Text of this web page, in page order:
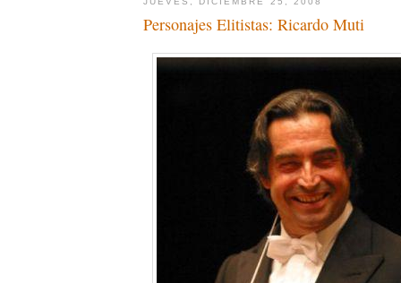
Personajes Elitistas: Ricardo Muti